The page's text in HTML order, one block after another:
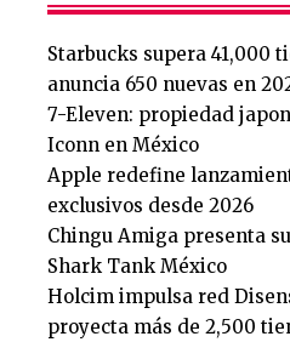
Starbucks supera 41,000
anuncia 650 nuevas en
7-Eleven: propiedad
Iconn en México
Apple redefine
exclusivos desde 2026
Chingu Amiga presenta
Shark Tank México
Holcim impulsa red
proyecta más de 2,500